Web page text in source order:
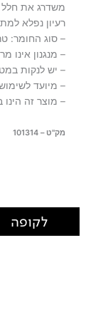
משדרג את חלל
רעיון נפלא
– סוג החומר:
– מנגנון אינו
– יש לנקות
– מיועד
– מוצר זה
מק"ט – 101314
לקופה